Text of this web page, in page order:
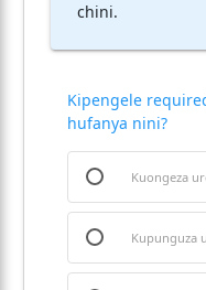
chini.
Kipengele
hufanya nini?
Kuongeza
Kupunguza